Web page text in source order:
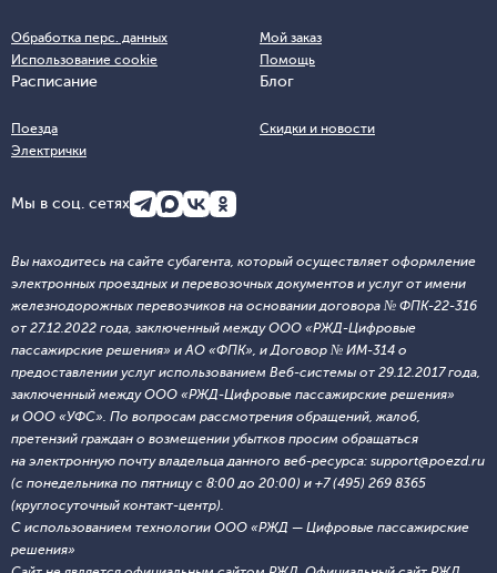
Обработка перс. данных
Использование cookie
Мой заказ
Помощь
Расписание
Поезда
Электрички
Блог
Скидки и новости
Мы в соц. сетях
Вы находитесь на сайте субагента, который осуществляет оформление
электронных проездных и перевозочных документов и услуг от имени
железнодорожных перевозчиков на основании договора № ФПК-22-316
от 27.12.2022 года, заключенный между ООО «РЖД-Цифровые
пассажирские решения» и АО «ФПК», и Договор № ИМ-314 о
предоставлении услуг использованием Веб-системы от 29.12.2017 года,
заключенный между ООО «РЖД-Цифровые пассажирские решения»
и ООО «УФС». По вопросам рассмотрения обращений, жалоб,
претензий граждан о возмещении убытков просим обращаться
на электронную почту владельца данного веб-ресурса: support@poezd.ru
(с понедельника по пятницу с 8:00 до 20:00) и +7 (495) 269 8365
(круглосуточный контакт-центр).
С использованием технологии ООО «РЖД — Цифровые пассажирские
решения»